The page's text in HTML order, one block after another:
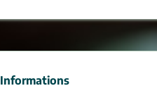
Informations